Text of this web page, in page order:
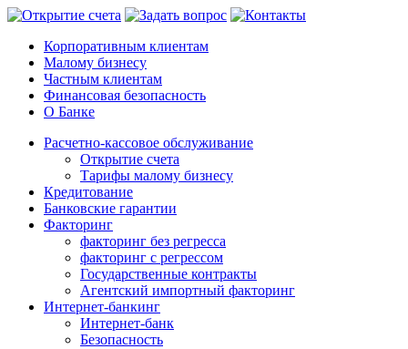
Корпоративным клиентам
Малому бизнесу
Частным клиентам
Финансовая безопасность
О Банке
Расчетно-кассовое обслуживание
Открытие счета
Тарифы малому бизнесу
Кредитование
Банковские гарантии
Факторинг
факторинг без регресса
факторинг с регрессом
Государственные контракты
Агентский импортный факторинг
Интернет-банкинг
Интернет-банк
Безопасность